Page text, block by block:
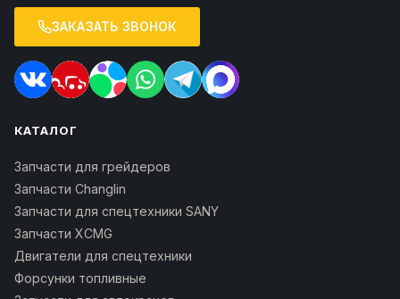
ЗАКАЗАТЬ ЗВОНОК
КАТАЛОГ
Запчасти для грейдеров
Запчасти Changlin
Запчасти для спецтехники SANY
Запчасти XCMG
Двигатели для спецтехники
Форсунки топливные